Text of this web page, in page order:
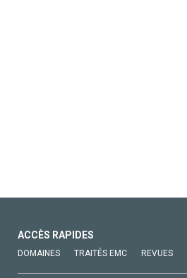
ACCÈS RAPIDES
DOMAINES TRAITÉS EMC REVUES